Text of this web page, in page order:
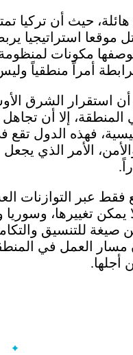
حيث أن تركيا
استراتيجيا
مكونات
أمراً منطقياً
أن استقرار الشرق
إلا أن تجاهل
فهذه الدول تقع
الأمر الذي
عبر التوازنات
تغييرها،
صيغة للتنسيق
مسار العمل في
أجلها.